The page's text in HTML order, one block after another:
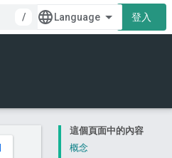
/
登入
這個頁面中的內容
概念